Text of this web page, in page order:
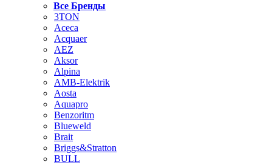
Все Бренды
3TON
Aceca
Acquaer
AEZ
Aksor
Alpina
AMB-Elektrik
Aosta
Aquapro
Benzoritm
Blueweld
Brait
Briggs&Stratton
BULL